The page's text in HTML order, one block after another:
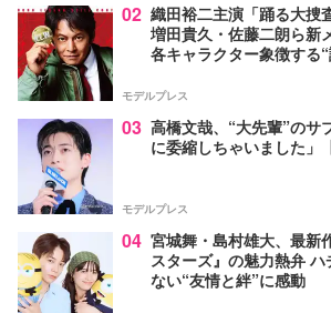
02 織田裕二主演「踊る大捜
増田貴久・佐藤二朗ら新
各キャラクター象徴する
モデルプレス
03 高橋文哉、“大先輩”のサ
に委縮しちゃいました」
モデルプレス
04 宮城舞・島村雄大、最新
スターズ』の魅力熱弁
ない“友情と絆”に感動